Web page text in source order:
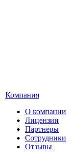
Компания
О компании
Лицензии
Партнеры
Сотрудники
Отзывы